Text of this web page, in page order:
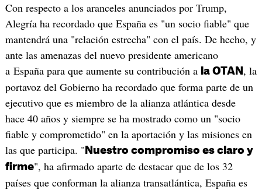
Con respecto a los aranceles anunciados por Trump,
Alegría ha recordado que España es "un socio fiable" que
mantendrá una "relación estrecha" con el país. De hecho, y
ante las amenazas del nuevo presidente americano
a España para que aumente su contribución a la OTAN , la
portavoz del Gobierno ha recordado que forma parte de un
ejecutivo que es miembro de la alianza atlántica desde
hace 40 años y siempre se ha mostrado como un "socio
fiable y comprometido" en la aportación y las misiones en
las que participa. " Nuestro compromiso es claro y
firme", ha afirmado aparte de destacar que de los 32
países que conforman la alianza transatlántica, España es